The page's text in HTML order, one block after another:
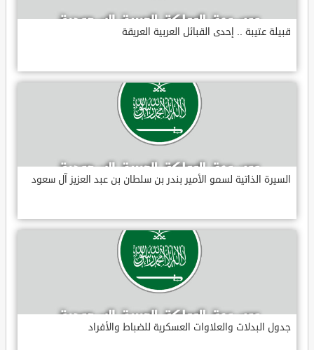
قبيلة عتيبة .. إحدى القبائل العربية العريقة
السيرة الذاتية لسمو الأمير بندر بن سلطان بن عبد العزيز آل سعود
جدول البدلات والعلاوات العسكرية للضباط والأفراد